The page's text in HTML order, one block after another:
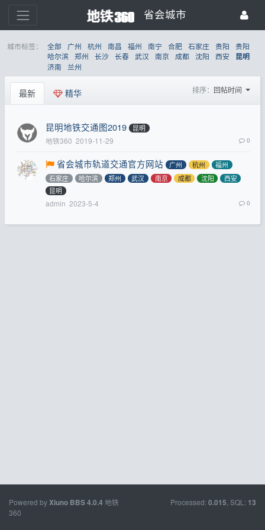
省会城市
城市标签： 全部 广州 杭州 南昌 福州 南宁 合肥 石家庄 贵阳
贵阳
哈尔滨 郑州 长沙 长春 武汉 南京 成都 沈阳 西安
昆明
济南
兰州
最新 精华 排序： 回帖时间
昆明地铁交通图2019 昆明
地铁360 2019-11-29 0
省会城市轨道交通官方网站 广州 杭州
福州
石家庄
哈尔滨 郑州 武汉 南京 成都 沈阳
西安
昆明
admin 2023-5-4 0
Powered byXiuno BBS4.0.4 地铁
360
Processed: 0.015 , SQL: 13